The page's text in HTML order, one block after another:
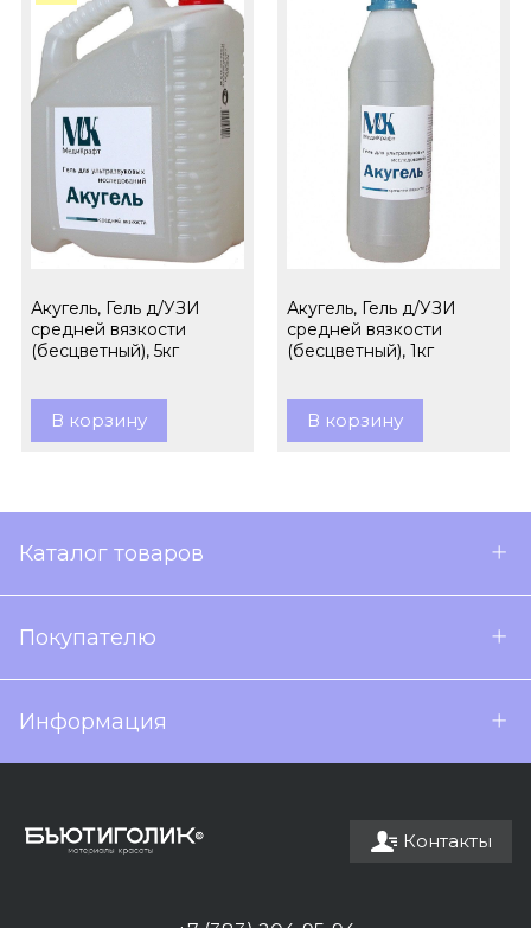
Акугель, Гель д/УЗИ
средней вязкости
(бесцветный), 5кг
В корзину
Акугель, Гель д/УЗИ
средней вязкости
(бесцветный), 1кг
В корзину
Каталог товаров
Покупателю
Информация
Контакты